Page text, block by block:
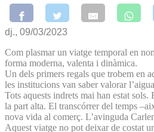
dj., 09/03/2023
Com plasmar un viatge temporal en
forma moderna, valenta i dinàmica.
Un dels primers regals que trobem en
les institucions van saber valorar
Tots aquests indrets mai han estat
la part alta. El transcórrer del temps
nova vida al comerç. L’avinguda
Aquest viatge no pot deixar de costat